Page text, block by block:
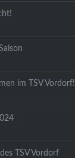
im TSV Vordorf!
TSV Vordorf